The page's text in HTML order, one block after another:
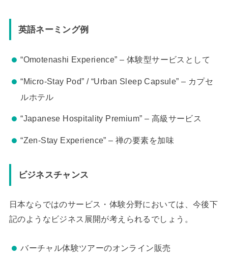
英語ネーミング例
“Omotenashi Experience” – 体験型サービスとして
“Micro-Stay Pod” / “Urban Sleep Capsule” – カプセ
ルホテル
“Japanese Hospitality Premium” – 高級サービス
“Zen-Stay Experience” – 禅の要素を加味
ビジネスチャンス
日本ならではのサービス・体験分野においては、今後下
記のようなビジネス展開が考えられるでしょう。
バーチャル体験ツアーのオンライン販売